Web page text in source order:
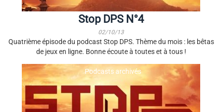
Stop DPS N°4
02/10/13
Quatrième épisode du podcast Stop DPS. Thème du mois : les bêtas
de jeux en ligne. Bonne écoute à toutes et à tous !
Podcasts archivés